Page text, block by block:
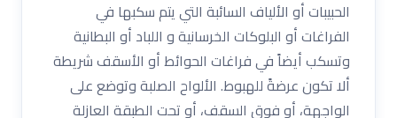
الحبيبات أو الألياف السائبة التي يتم سكبها في
الفراغات أو البلوكات الخرسانية و اللباد أو البطانية
وتسكب أيضاً في فراغات الحوائط أو الأسقف شريطة
ألا تكون عرضةً للهبوط. الألواح الصلبة وتوضع على
الواجهة، أو فوق السقف، أو تحت الطبقة العازلة